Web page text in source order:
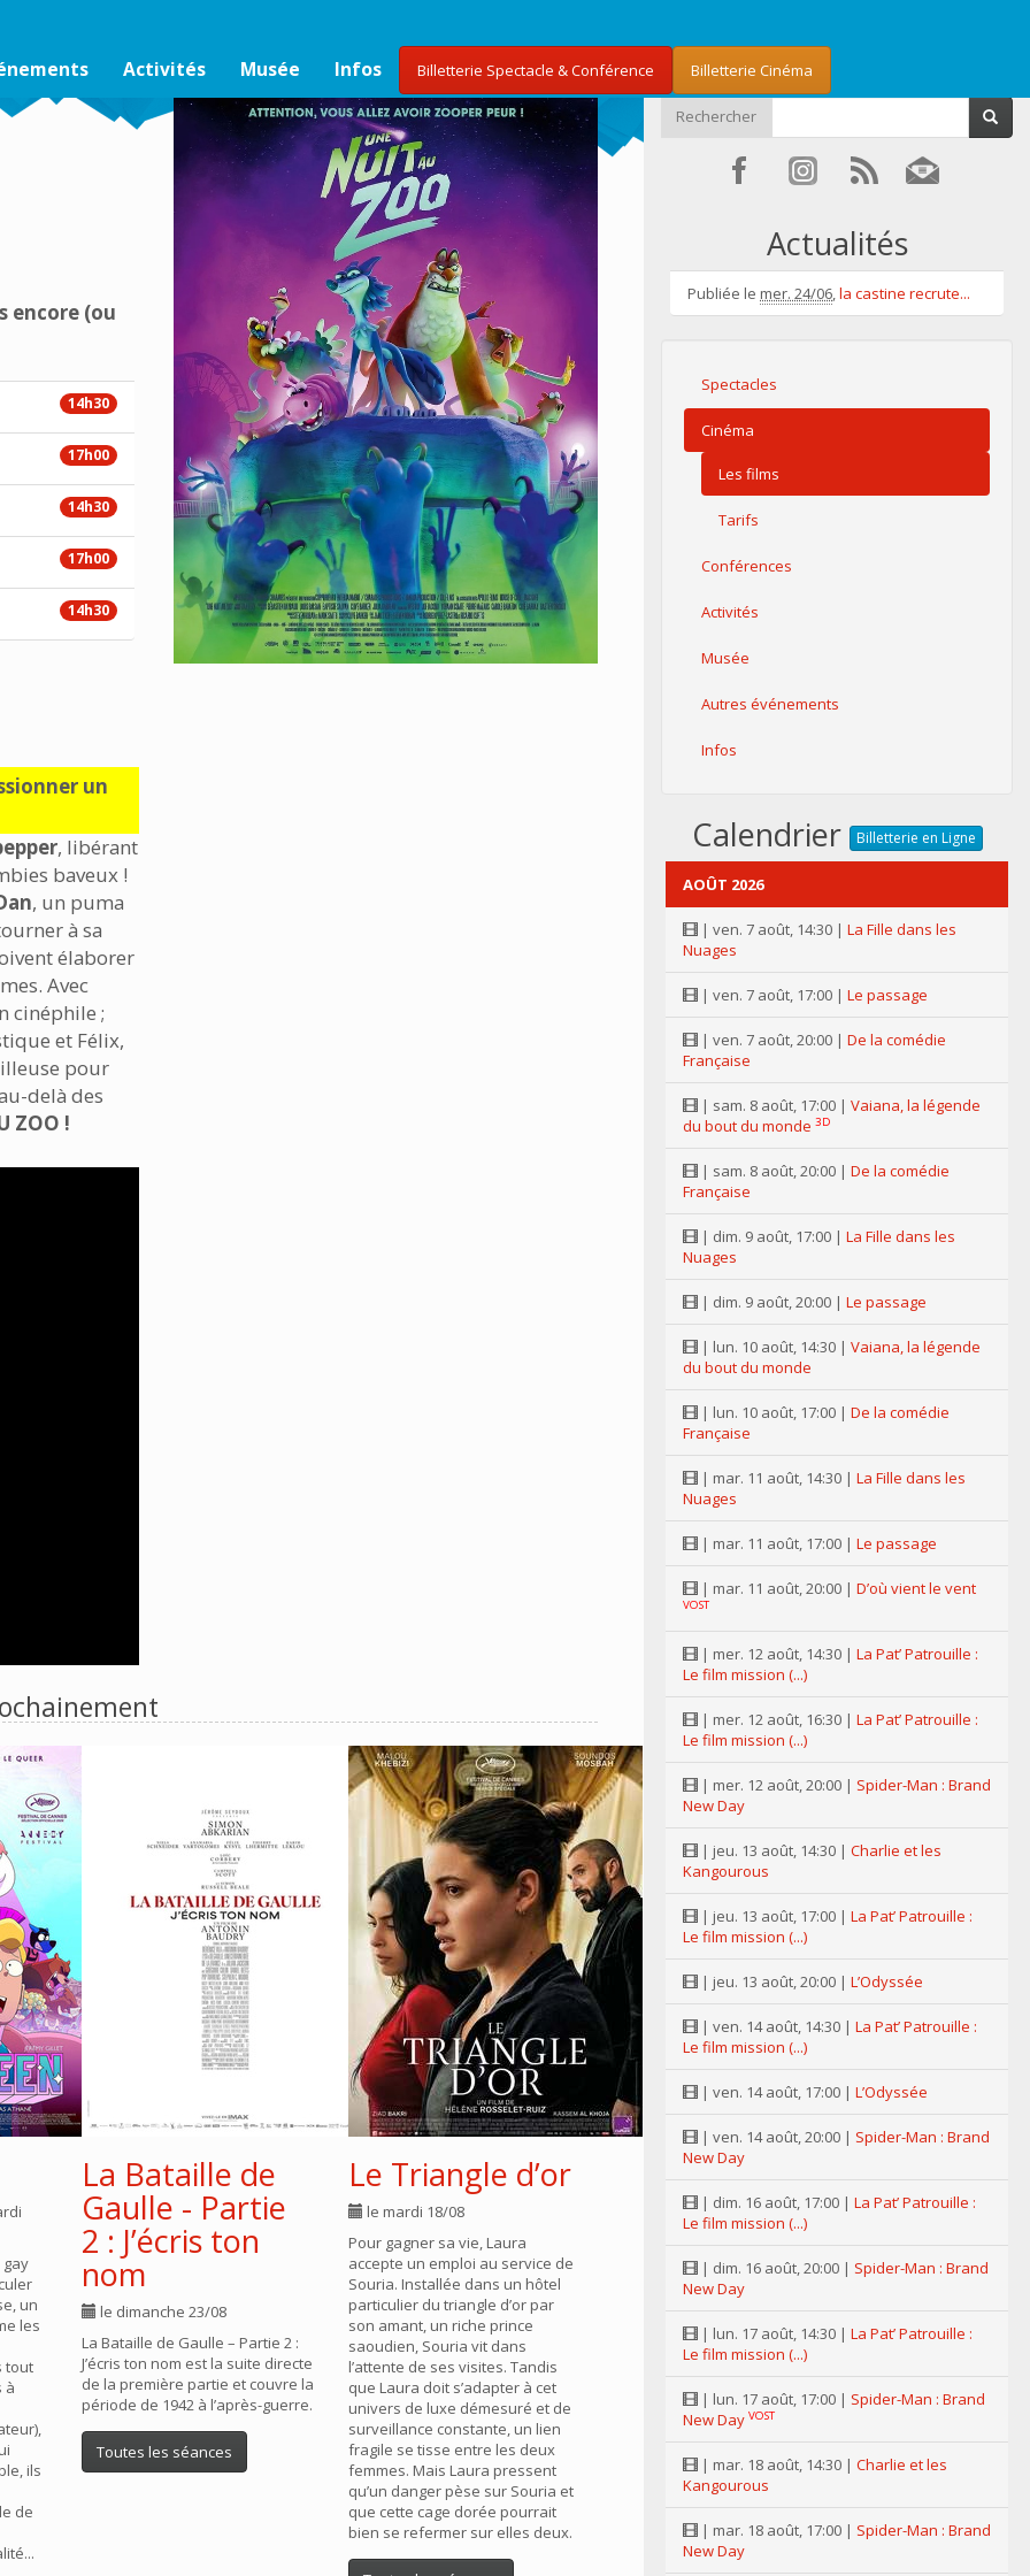
Activités Musée Infos Billetterie Spectacle & Conférence Billetterie Cinéma
encore (ou
14h30
17h00
14h30
17h00
14h30
un
, libérant
baveux !
, un puma
à sa
élaborer
Avec
cinéphile ;
et Félix,
pour
delà des
ZOO !
gay
un
les
tout
à
ils
de
La Bataille de
Gaulle - Partie
2 : J’écris ton
nom
le dimanche 23/08
La Bataille de Gaulle – Partie 2 :
J’écris ton nom est la suite directe
de la première partie et couvre la
période de 1942 à l’après-guerre.
Toutes les séances
Le Triangle d’or
le mardi 18/08
Pour gagner sa vie, Laura
accepte un emploi au service de
Souria. Installée dans un hôtel
particulier du triangle d’or par
son amant, un riche prince
saoudien, Souria vit dans
l’attente de ses visites. Tandis
que Laura doit s’adapter à cet
univers de luxe démesuré et de
surveillance constante, un lien
fragile se tisse entre les deux
femmes. Mais Laura pressent
qu’un danger pèse sur Souria et
que cette cage dorée pourrait
bien se refermer sur elles deux.
Rechercher
Actualités
Publiée le mer. 24/06,la castine recrute...
Spectacles
Cinéma
Les films
Tarifs
Conférences
Activités
Musée
Autres événements
Infos
Calendrier Billetterie en Ligne
AOÛT 2026
| ven. 7 août, 14:30 | La Fille dans les
Nuages
| ven. 7 août, 17:00 | Le passage
| ven. 7 août, 20:00 | De la comédie
Française
| sam. 8 août, 17:00 | Vaiana, la légende
du bout du monde 3D
| sam. 8 août, 20:00 | De la comédie
Française
| dim. 9 août, 17:00 | La Fille dans les
Nuages
| dim. 9 août, 20:00 | Le passage
| lun. 10 août, 14:30 | Vaiana, la légende
du bout du monde
| lun. 10 août, 17:00 | De la comédie
Française
| mar. 11 août, 14:30 | La Fille dans les
Nuages
| mar. 11 août, 17:00 | Le passage
| mar. 11 août, 20:00 | D’où vient le vent
VOST
| mer. 12 août, 14:30 | La Pat’ Patrouille :
Le film mission (...)
| mer. 12 août, 16:30 | La Pat’ Patrouille :
Le film mission (...)
| mer. 12 août, 20:00 | Spider-Man : Brand
New Day
| jeu. 13 août, 14:30 | Charlie et les
Kangourous
| jeu. 13 août, 17:00 | La Pat’ Patrouille :
Le film mission (...)
| jeu. 13 août, 20:00 | L’Odyssée
| ven. 14 août, 14:30 | La Pat’ Patrouille :
Le film mission (...)
| ven. 14 août, 17:00 | L’Odyssée
| ven. 14 août, 20:00 | Spider-Man : Brand
New Day
| dim. 16 août, 17:00 | La Pat’ Patrouille :
Le film mission (...)
| dim. 16 août, 20:00 | Spider-Man : Brand
New Day
| lun. 17 août, 14:30 | La Pat’ Patrouille :
Le film mission (...)
| lun. 17 août, 17:00 | Spider-Man : Brand
New Day VOST
| mar. 18 août, 14:30 | Charlie et les
Kangourous
| mar. 18 août, 17:00 | Spider-Man : Brand
New Day